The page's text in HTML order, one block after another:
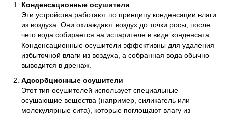
Конденсационные осушители
Эти устройства работают по принципу конденсации влаги
из воздуха. Они охлаждают воздух до точки росы, после
чего вода собирается на испарителе в виде конденсата.
Конденсационные осушители эффективны для удаления
избыточной влаги из воздуха, а собранная вода обычно
выводится в дренаж.
Адсорбционные осушители
Этот тип осушителей использует специальные
осушающие вещества (например, силикагель или
молекулярные сита), которые поглощают влагу из